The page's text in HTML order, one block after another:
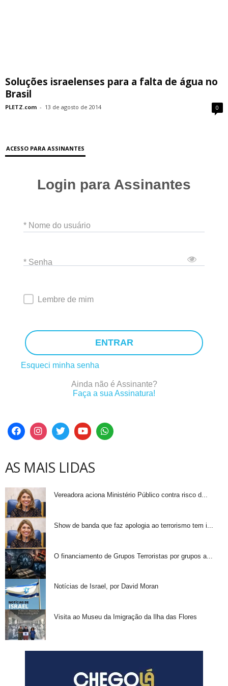
Soluções israelenses para a falta de água no
Brasil
PLETZ.com - 13 de agosto de 2014 0
ACESSO PARA ASSINANTES
Login para Assinantes
* Nome do usuário
* Senha
Lembre de mim
ENTRAR
Esqueci minha senha
Ainda não é Assinante?
Faça a sua Assinatura!
AS MAIS LIDAS
Vereadora aciona Ministério Público contra risco d...
Show de banda que faz apologia ao terrorismo tem i...
O financiamento de Grupos Terroristas por grupos a...
Notícias de Israel, por David Moran
Visita ao Museu da Imigração da Ilha das Flores